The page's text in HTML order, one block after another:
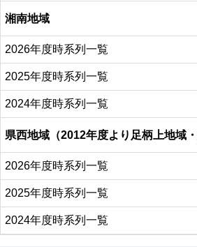
湘南地域
2026年度時系列一覧
2025年度時系列一覧
2024年度時系列一覧
県西地域（2012年度より足柄上地域
2026年度時系列一覧
2025年度時系列一覧
2024年度時系列一覧